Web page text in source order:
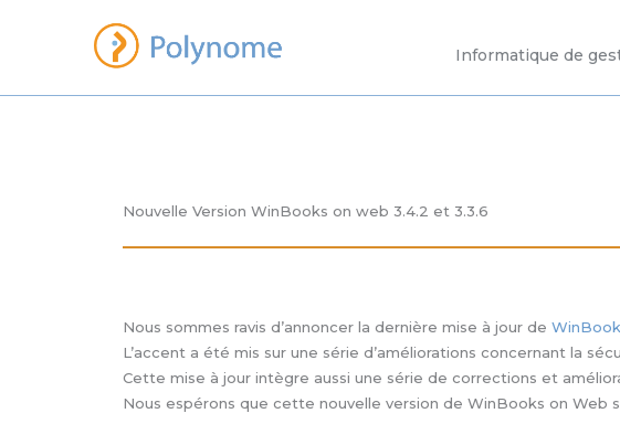
Informatique de
Nouvelle Version WinBooks on web 3.4.2 et 3.3.6
Nous sommes ravis d’annoncer la dernière mise à jour de
L’accent a été mis sur une série d’améliorations concernant la
Cette mise à jour intègre aussi une série de corrections et
Nous espérons que cette nouvelle version de WinBooks on